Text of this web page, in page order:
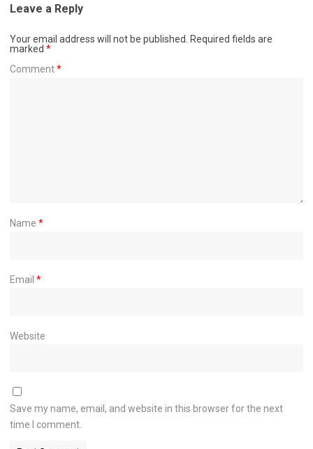
Leave a Reply
Your email address will not be published.
Required fields are
marked *
Comment*
Name *
Email *
Website
Save my name, email, and website in this browser for the next
time I comment.